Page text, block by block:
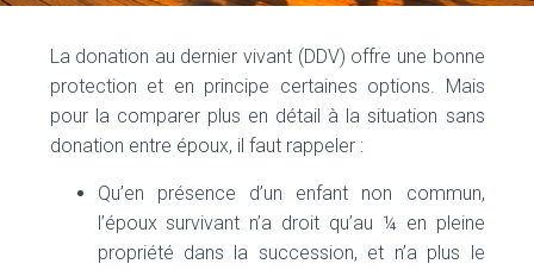
O
La donation au dernier vivant (DDV) offre une bonne
protection et en principe certaines options. Mais
pour la comparer plus en détail à la situation sans
donation entre époux, il faut rappeler :
Qu’en présence d’un enfant non commun,
l’époux survivant n’a droit qu’au ¼ en pleine
propriété dans la succession, et n’a plus le